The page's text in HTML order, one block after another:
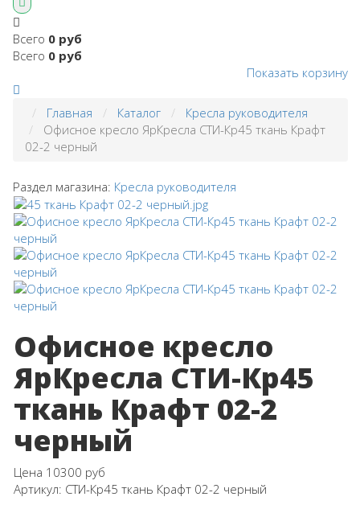
Всего 0 руб
Всего 0 руб
Показать корзину
Главная Каталог
Кресла руководителя
Офисное кресло ЯрКресла СТИ-Кр45 ткань Крафт
02-2 черный
Раздел магазина: Кресла руководителя
Офисное кресло
ЯрКресла СТИ-Кр45
ткань Крафт 02-2
черный
Цена 10300 руб
Артикул: СТИ-Кр45 ткань Крафт 02-2 черный